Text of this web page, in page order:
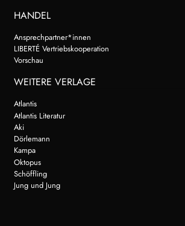
HANDEL
Ansprechpartner*innen
LIBERTÉ Vertriebskooperation
Vorschau
WEITERE VERLAGE
Atlantis
Atlantis Literatur
Aki
Dörlemann
Kampa
Oktopus
Schöffling
Jung und Jung